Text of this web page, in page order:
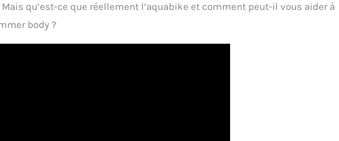
qu’est-ce que réellement l’aquabike et comment peut-il vous aider à
body ?